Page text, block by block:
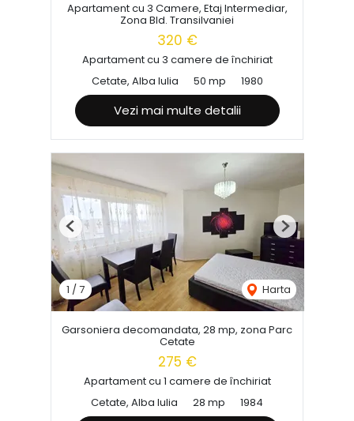
Apartament cu 3 Camere, Etaj Intermediar,
Zona Bld. Transilvaniei
320 €
Apartament cu 3 camere de închiriat
Cetate, Alba Iulia
50 mp 1980
Vezi mai multe detalii
1 /7 Harta
Previous Next
Garsoniera decomandata, 28 mp, zona Parc
Cetate
275 €
Apartament cu 1 camere de închiriat
Cetate, Alba Iulia
28 mp 1984